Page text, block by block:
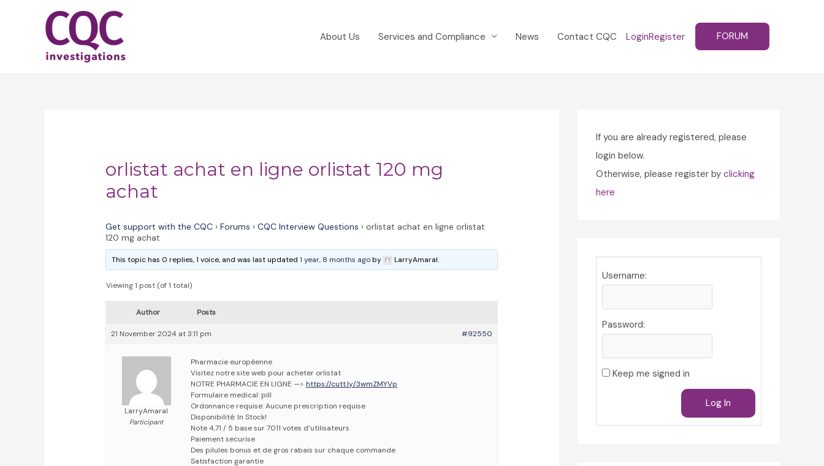
About Us Services and Compliance News Contact CQC LoginRegister FORUM
orlistat achat en ligne orlistat 120 mg
achat
Get support with the CQC › Forums › CQC Interview Questions › orlistat achat en ligne orlistat
120 mg achat
This topic has 0 replies, 1 voice, and was last updated1 year, 8 months agoby LarryAmaral.
Viewing 1 post (of 1 total)
Author Posts
21 November 2024 at 3:11 pm #92550
LarryAmaral
Participant
Pharmacie européenne
Visitez notre site web pour acheter orlistat
NOTRE PHARMACIE EN LIGNE —>https://cutt.ly/3wmZMYVp
Formulaire medical: pill
Ordonnance requise: Aucune prescription requise
Disponibilité: In Stock!
Note 4,71 / 5 base sur 7011 votes d’utilisateurs
Paiement securise
Des pilules bonus et de gros rabais sur chaque commande
Satisfaction garantie
If you are already registered, please
login below.
Otherwise, please register by clicking
here
Username:
Password:
Keep me signed in
Log In